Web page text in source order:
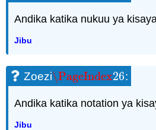
Andika katika nukuu ya
Jibu
Zoezi\PageIndex26
\PageIndex26:
Andika katika notation ya
Jibu